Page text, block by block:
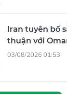
Iran tuyên bố
thuận với
03/08/2026 01:53